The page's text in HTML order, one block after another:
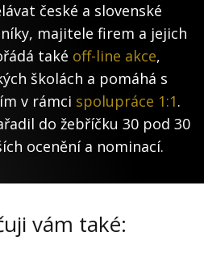
české a slovenské
majitele firem a jejich
také off-line akce,
školách a pomáhá s
v rámci spolupráce 1:1.
do žebříčku 30 pod 30
ocenění a nominací.
vám také: